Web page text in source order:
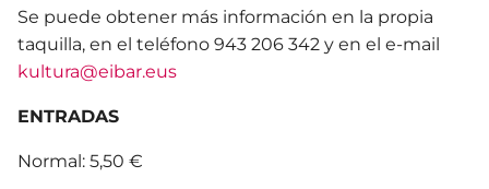
Se puede obtener más información en la propia
taquilla, en el teléfono 943 206 342 y en el e-mail
kultura@eibar.eus
ENTRADAS
Normal: 5,50 €